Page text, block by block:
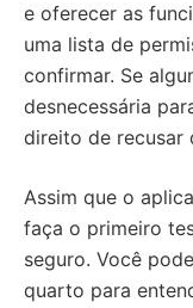
e oferecer as
uma lista de
confirmar. Se
desnecessária
direito de recusar
Assim que o
faça o primeiro
seguro. Você
quarto para